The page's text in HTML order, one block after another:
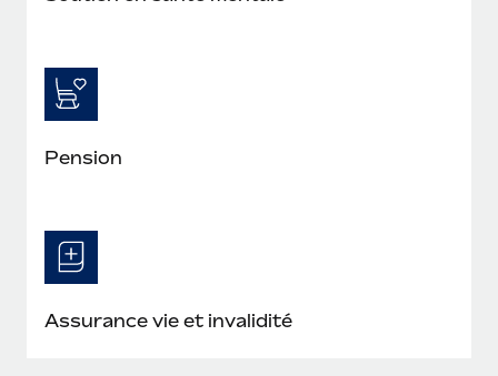
Pension
Assurance vie et invalidité